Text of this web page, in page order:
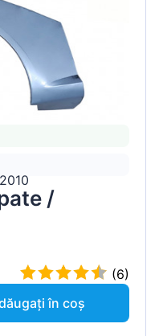
/
(6)
în coș